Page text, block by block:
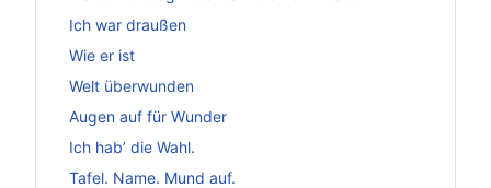
Ich war draußen
Wie er ist
Welt überwunden
Augen auf für Wunder
Ich hab’ die Wahl.
Tafel. Name. Mund auf.